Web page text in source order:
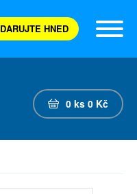
DARUJTE HNED
0 ks 0 Kč